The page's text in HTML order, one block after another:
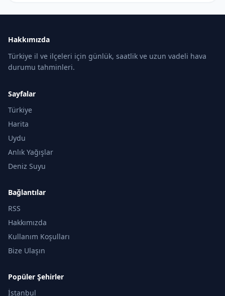
Hakkımızda
Türkiye il ve ilçeleri için günlük, saatlik ve uzun vadeli hava
durumu tahminleri.
Sayfalar
Türkiye
Harita
Uydu
Anlık Yağışlar
Deniz Suyu
Bağlantılar
RSS
Hakkımızda
Kullanım Koşulları
Bize Ulaşın
Popüler Şehirler
İstanbul